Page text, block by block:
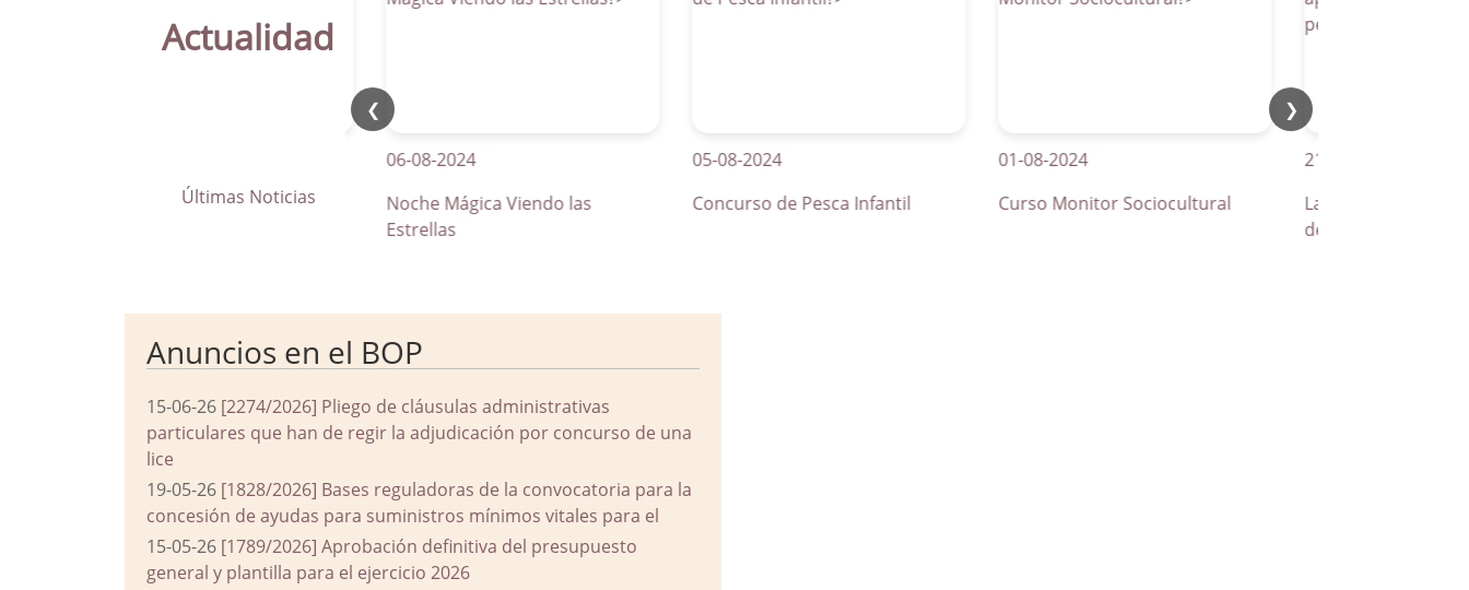
Actualidad
Últimas Noticias
❮ ❯
La Parra apuesta por los pasos
06-08-2024
Noche Mágica Viendo las
Estrellas
05-08-2024
Concurso de Pesca Infantil
01-08-2024
Curso Monitor Sociocultural
21-04-2026
La Parra apuesta por los
de peatones inteligentes
Anuncios en el BOP
15-06-26 [2274/2026] Pliego de cláusulas administrativas
particulares que han de regir la adjudicación por concurso de una
lice
19-05-26 [1828/2026] Bases reguladoras de la convocatoria para la
concesión de ayudas para suministros mínimos vitales para el
15-05-26 [1789/2026] Aprobación definitiva del presupuesto
general y plantilla para el ejercicio 2026